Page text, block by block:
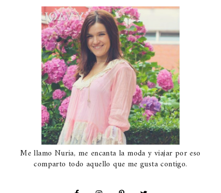
Me llamo Nuria, me encanta la moda y viajar por eso
comparto todo aquello que me gusta contigo.